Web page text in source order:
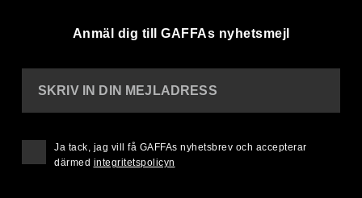
Anmäl dig till GAFFAs nyhetsmejl
SKRIV IN DIN MEJLADRESS
Ja tack, jag vill få GAFFAs nyhetsbrev och accepterar
därmed integritetspolicyn